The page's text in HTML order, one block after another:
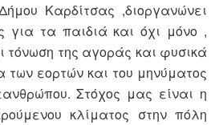
Καρδίτσας ,διοργανώνει
για τα παιδιά και όχι μόνο ,
τόνωση της αγοράς και φυσικά
εορτών και του μηνύματος
Στόχος μας είναι η
κλίματος στην πόλη